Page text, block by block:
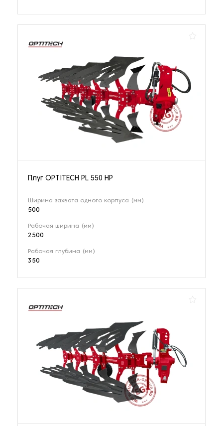
Плуг OPTITECH PL 550 HP
Ширина захвата одного корпуса (мм)
500
Рабочая ширина (мм)
2500
Рабочая глубина (мм)
350